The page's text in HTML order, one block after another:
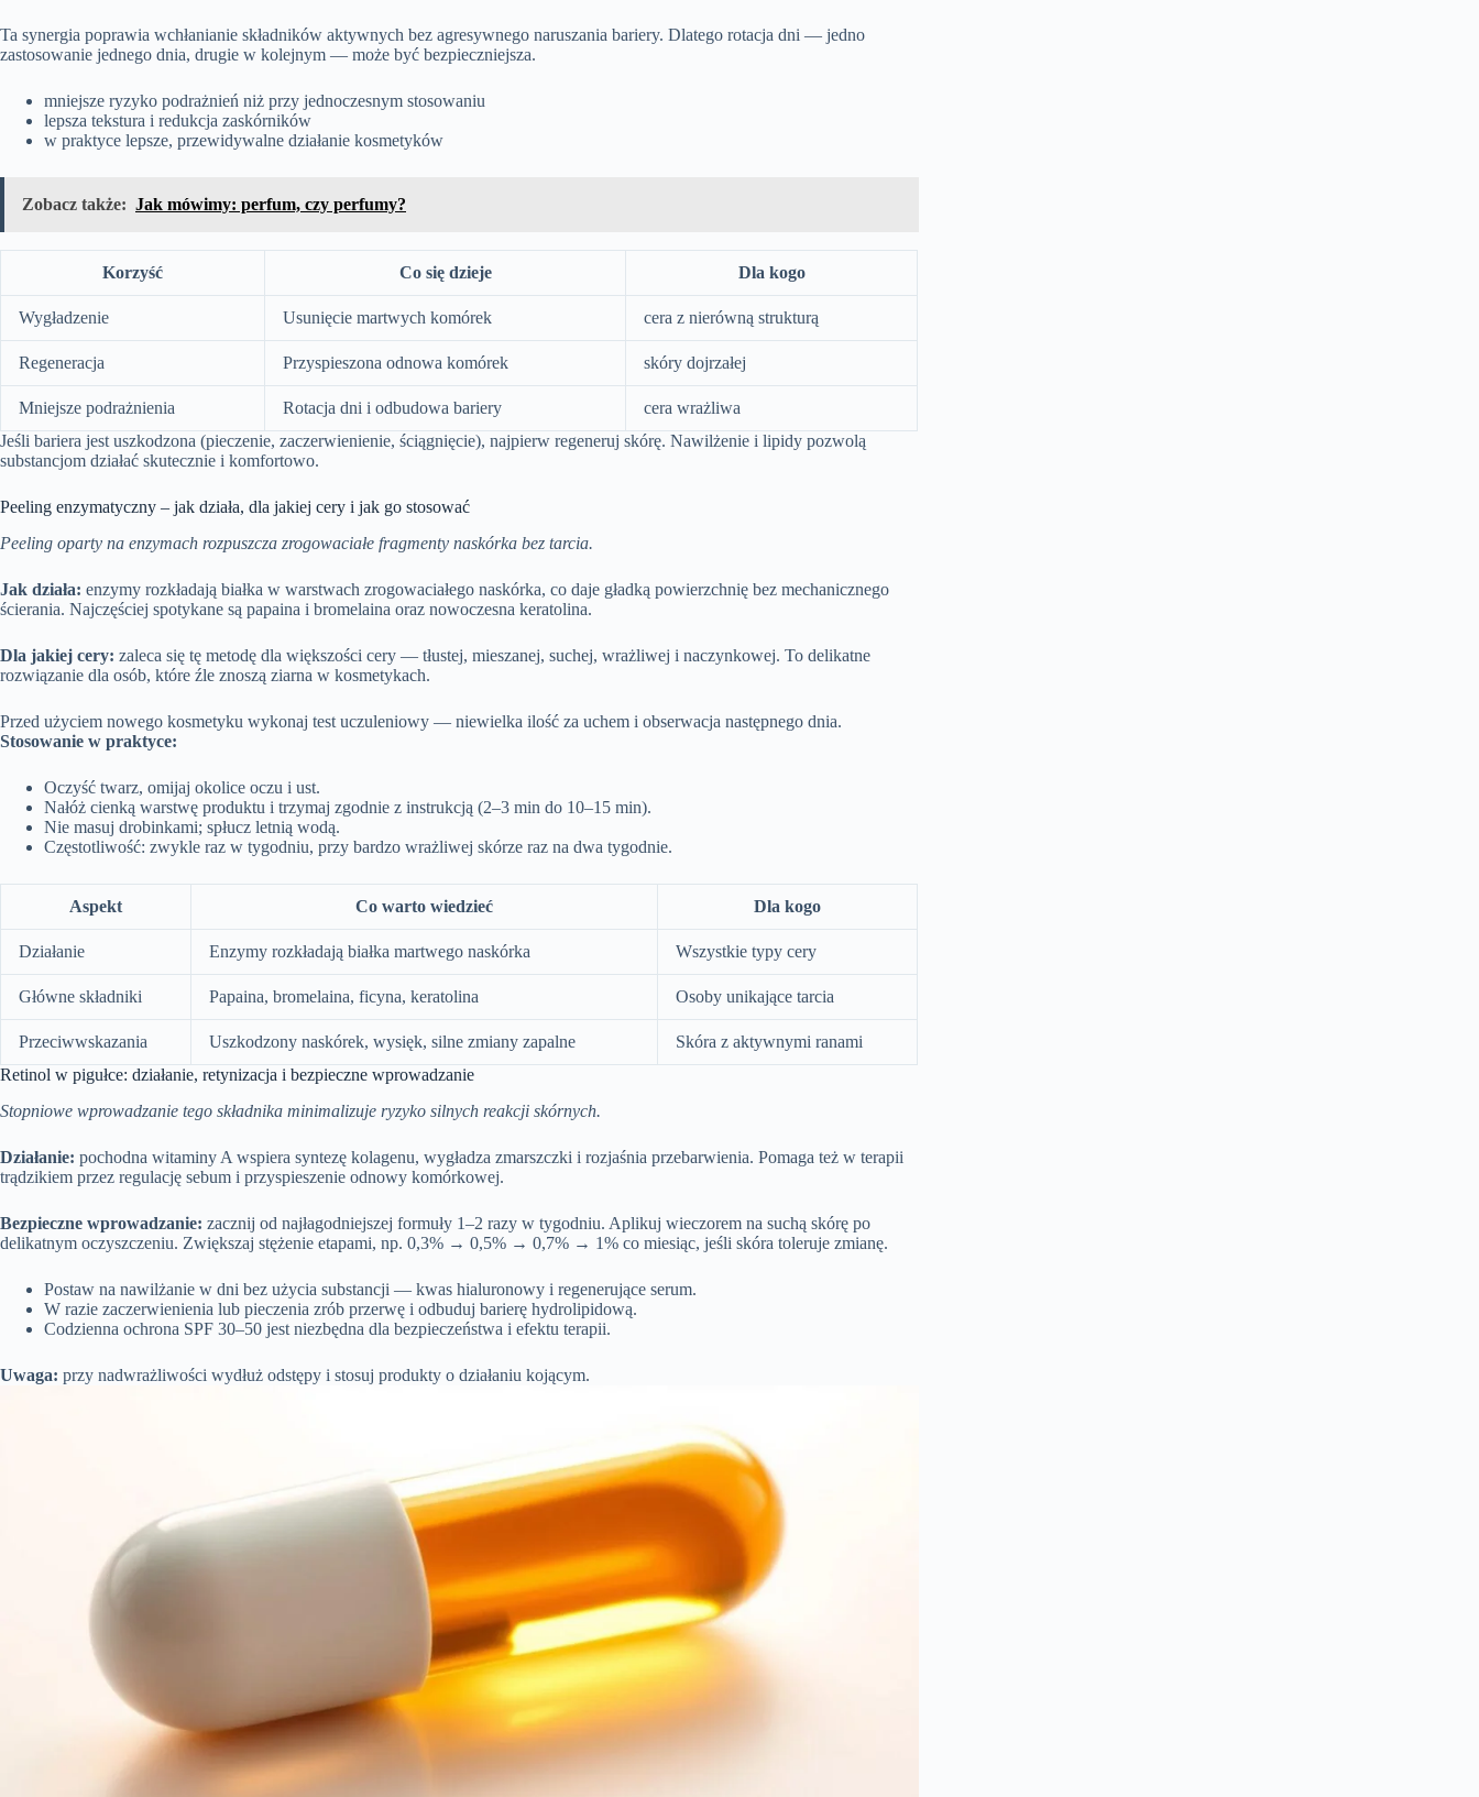
Ta synergia poprawia wchłanianie składników aktywnych bez agresywnego naruszania bariery. Dlatego rotacja dni — jedno
zastosowanie jednego dnia, drugie w kolejnym — może być bezpieczniejsza.
mniejsze ryzyko podrażnień niż przy jednoczesnym stosowaniu
lepsza tekstura i redukcja zaskórników
w praktyce lepsze, przewidywalne działanie kosmetyków
Zobacz także: Jak mówimy: perfum, czy perfumy?
Korzyść Co się dzieje Dla kogo
Wygładzenie Usunięcie martwych komórek cera z nierówną strukturą
Regeneracja Przyspieszona odnowa komórek skóry dojrzałej
Mniejsze podrażnienia Rotacja dni i odbudowa bariery
cera wrażliwa
Jeśli bariera jest uszkodzona (pieczenie, zaczerwienienie, ściągnięcie), najpierw regeneruj skórę. Nawilżenie i lipidy pozwolą
substancjom działać skutecznie i komfortowo.
Peeling enzymatyczny – jak działa, dla jakiej cery i jak go stosować
Peeling oparty na enzymach rozpuszcza zrogowaciałe fragmenty naskórka bez tarcia.
Jak działa: enzymy rozkładają białka w warstwach zrogowaciałego naskórka, co daje gładką powierzchnię bez mechanicznego
ścierania. Najczęściej spotykane są papaina i bromelaina oraz nowoczesna keratolina.
Dla jakiej cery: zaleca się tę metodę dla większości cery — tłustej, mieszanej, suchej, wrażliwej i naczynkowej. To delikatne
rozwiązanie dla osób, które źle znoszą ziarna w kosmetykach.
Przed użyciem nowego kosmetyku wykonaj test uczuleniowy — niewielka ilość za uchem i obserwacja następnego dnia.
Stosowanie w praktyce:
Oczyść twarz, omijaj okolice oczu i ust.
Nałóż cienką warstwę produktu i trzymaj zgodnie z instrukcją (2–3 min do 10–15 min).
Nie masuj drobinkami; spłucz letnią wodą.
Częstotliwość: zwykle raz w tygodniu, przy bardzo wrażliwej skórze raz na dwa tygodnie.
Aspekt Co warto wiedzieć Dla kogo
Działanie Enzymy rozkładają białka martwego naskórka Wszystkie typy cery
Główne składniki Papaina, bromelaina, ficyna, keratolina Osoby unikające tarcia
Przeciwwskazania Uszkodzony naskórek, wysięk, silne zmiany zapalne
Skóra z aktywnymi ranami
Retinol w pigułce: działanie, retynizacja i bezpieczne wprowadzanie
Stopniowe wprowadzanie tego składnika minimalizuje ryzyko silnych reakcji skórnych.
Działanie: pochodna witaminy A wspiera syntezę kolagenu, wygładza zmarszczki i rozjaśnia przebarwienia. Pomaga też w terapii
trądzikiem przez regulację sebum i przyspieszenie odnowy komórkowej.
Bezpieczne wprowadzanie: zacznij od najłagodniejszej formuły 1–2 razy w tygodniu. Aplikuj wieczorem na suchą skórę po
delikatnym oczyszczeniu. Zwiększaj stężenie etapami, np. 0,3% → 0,5% → 0,7% → 1% co miesiąc, jeśli skóra toleruje zmianę.
Postaw na nawilżanie w dni bez użycia substancji — kwas hialuronowy i regenerujące serum.
W razie zaczerwienienia lub pieczenia zrób przerwę i odbuduj barierę hydrolipidową.
Codzienna ochrona SPF 30–50 jest niezbędna dla bezpieczeństwa i efektu terapii.
Uwaga: przy nadwrażliwości wydłuż odstępy i stosuj produkty o działaniu kojącym.